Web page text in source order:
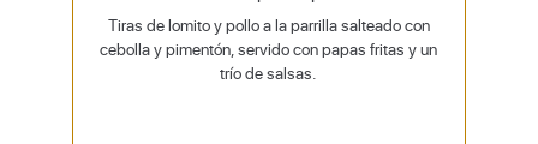
Tiras de lomito y pollo a la parrilla salteado con
cebolla y pimentón, servido con papas fritas y un
trío de salsas.